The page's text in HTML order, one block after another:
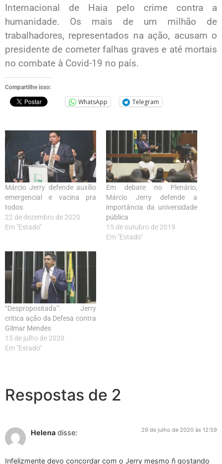
Internacional de Haia pelo crime contra a
humanidade. Os mais de um milhão de
trabalhadores, representados na ação, acusam o
presidente de cometer falhas graves e até mortais
no combate à Covid-19 no país.
Compartilhe isso:
WhatsApp Telegram
Márcio Jerry defende auxílio
emergencial e vacina pra
todos
22 de dezembro de 2020
Em "Estado"
Em debate no Plenário,
Márcio Jerry defende a
importância da universidade
pública
15 de outubro de 2019
Em "Estado"
“Despropositada”: Jerry
critica ação da Defesa contra
Gilmar Mendes
15 de julho de 2020
Em "Estado"
Respostas de 2
Helena disse: 29 de julho de 2020 às 12:59
Infelizmente devo concordar com o Jerry mesmo ñ gostando